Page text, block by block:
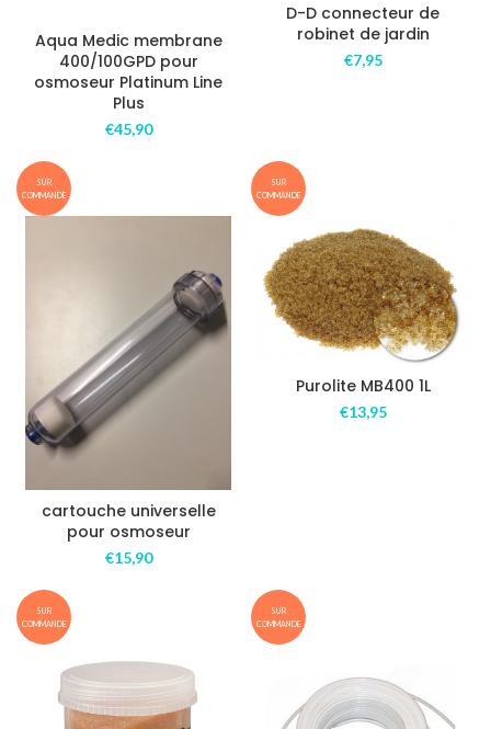
Aqua Medic membrane
400/100GPD pour
osmoseur Platinum Line
Plus
€45,90
D-D connecteur de
robinet de jardin
€7,95
SUR
COMMANDE
cartouche universelle
pour osmoseur
€15,90
SUR
COMMANDE
Purolite MB400 1L
€13,95
SUR
COMMANDE
SUR
COMMANDE